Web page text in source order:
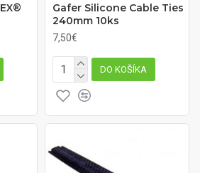
Gafer Silicone Cable Ties
240mm 10ks
7,50€
DO KOŠÍKA